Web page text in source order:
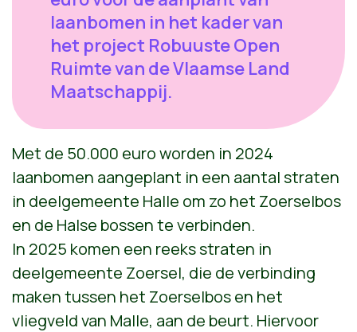
laanbomen in het kader van
het project Robuuste Open
Ruimte van de Vlaamse Land
Maatschappij.
Met de 50.000 euro worden in 2024
laanbomen aangeplant in een aantal straten
in deelgemeente Halle om zo het Zoerselbos
en de Halse bossen te verbinden.
In 2025 komen een reeks straten in
deelgemeente Zoersel, die de verbinding
maken tussen het Zoerselbos en het
vliegveld van Malle, aan de beurt. Hiervoor